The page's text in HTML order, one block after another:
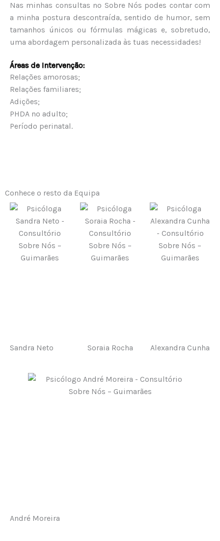
Nas minhas consultas no Sobre Nós podes contar com
a minha postura descontraída, sentido de humor, sem
tamanhos únicos ou fórmulas mágicas e, sobretudo,
uma abordagem personalizada às tuas necessidades!
Áreas de Intervenção:
Relações amorosas;
Relações familiares;
Adições;
PHDA no adulto;
Período perinatal.
Conhece o resto da Equipa
Sandra Neto Soraia Rocha Alexandra Cunha
André Moreira